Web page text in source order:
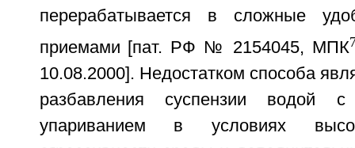
перерабатывается в сложные
приемами [пат. РФ № 2154045, МПК
10.08.2000]. Недостатком способа
разбавления суспензии водой
упариванием в условиях